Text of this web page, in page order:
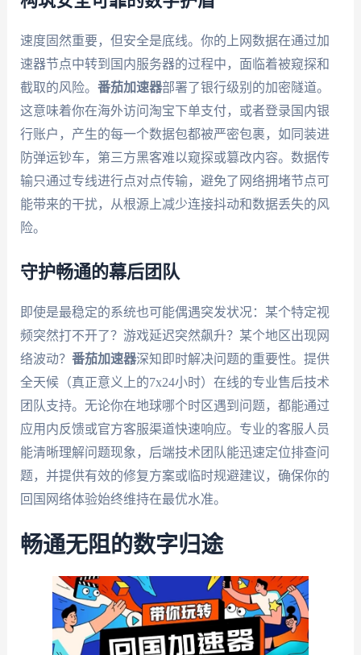
速度固然重要，但安全是底线。你的上网数据在通过加
速器节点中转到国内服务器的过程中，面临着被窥探和
截取的风险。 番茄加速器部署了银行级别的加密隧道。
这意味着你在海外访问淘宝下单支付，或者登录国内银
行账户，产生的每一个数据包都被严密包裹，如同装进
防弹运钞车，第三方黑客难以窥探或篡改内容。数据传
输只通过专线进行点对点传输，避免了网络拥堵节点可
能带来的干扰，从根源上减少连接抖动和数据丢失的风
险。
守护畅通的幕后团队
即使是最稳定的系统也可能偶遇突发状况：某个特定视
频突然打不开了？游戏延迟突然飙升？某个地区出现网
络波动？ 番茄加速器深知即时解决问题的重要性。提供
全天候（真正意义上的7x24小时）在线的专业售后技术
团队支持。无论你在地球哪个时区遇到问题，都能通过
应用内反馈或官方客服渠道快速响应。专业的客服人员
能清晰理解问题现象，后端技术团队能迅速定位排查问
题，并提供有效的修复方案或临时规避建议，确保你的
回国网络体验始终维持在最优水准。
畅通无阻的数字归途